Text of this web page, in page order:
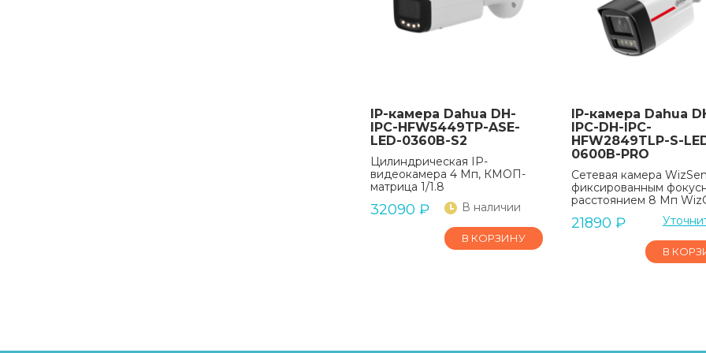
IP-камера Dahua DH-
IPC-HFW5449TP-ASE-
LED-0360B-S2
Цилиндрическая IP-
видеокамера 4 Мп, КМОП-
матрица 1/1.8
32090 ₽ В наличии
В КОРЗИНУ
IP-камера Dahua
IPC-DH-IPC-
HFW2849TLP-S-
0600B-PRO
Сетевая камера
фиксированным
расстоянием 8 Мп
21890 ₽
В